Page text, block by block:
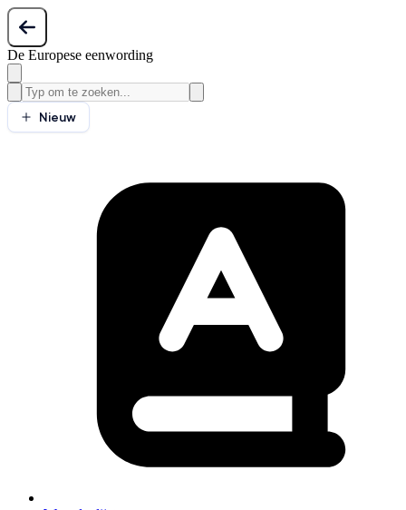
De Europese eenwording
Nieuw